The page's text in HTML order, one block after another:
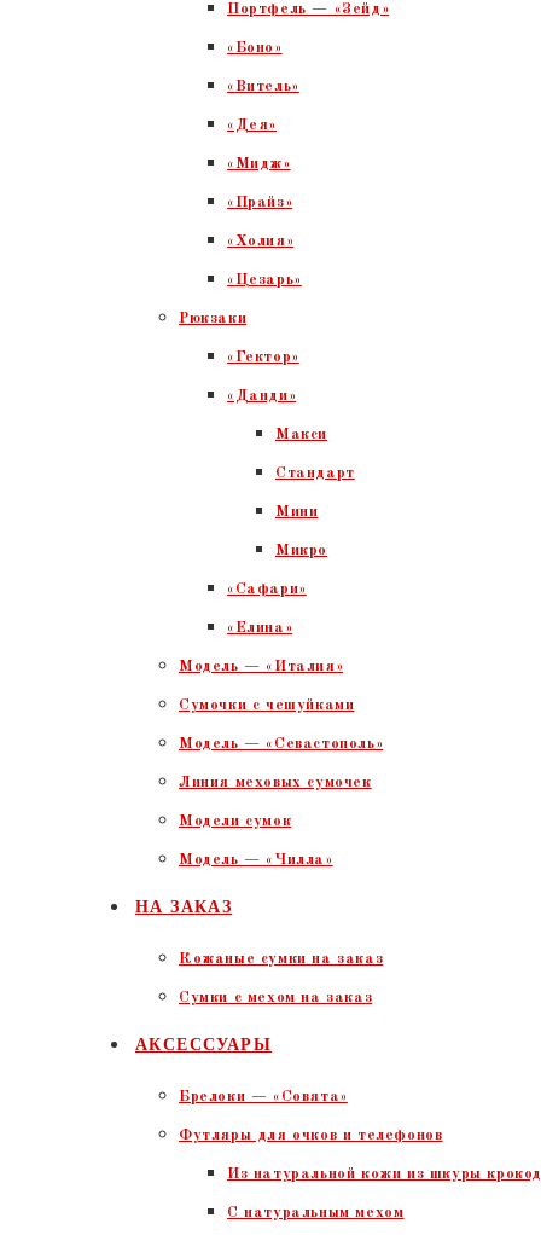
Портфель — «Зейд»
«Боно»
«Витель»
«Дея»
«Мидж»
«Прайз»
«Холия»
«Цезарь»
Рюкзаки
«Гектор»
«Данди»
Макси
Стандарт
Мини
Микро
«Сафари»
«Елина»
Модель — «Италия»
Сумочки с чешуйками
Модель — «Севастополь»
Линия меховых сумочек
Модели сумок
Модель — «Чилла»
НА ЗАКАЗ
Кожаные сумки на заказ
Сумки с мехом на заказ
АКСЕССУАРЫ
Брелоки — «Совята»
Футляры для очков и телефонов
Из натуральной кожи из шкуры
С натуральным мехом